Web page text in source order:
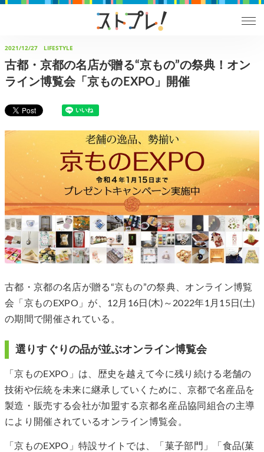
2021/12/27 LIFESTYLE
古都・京都の名店が贈る“京もの”の祭典！オン
ライン博覧会「京ものEXPO」開催
古都・京都の名店が贈る“京もの”の祭典、オンライン博覧
会「京ものEXPO」が、12月16日(木)～2022年1月15日(土)
の期間で開催されている。
選りすぐりの品が並ぶオンライン博覧会
「京ものEXPO」は、歴史を越えて今に残り続ける老舗の
技術や伝統を未来に継承していくために、京都で名産品を
製造・販売する会社が加盟する京都名産品協同組合の主導
により開催されているオンライン博覧会。
「京ものEXPO」特設サイトでは、「菓子部門」「食品(菓